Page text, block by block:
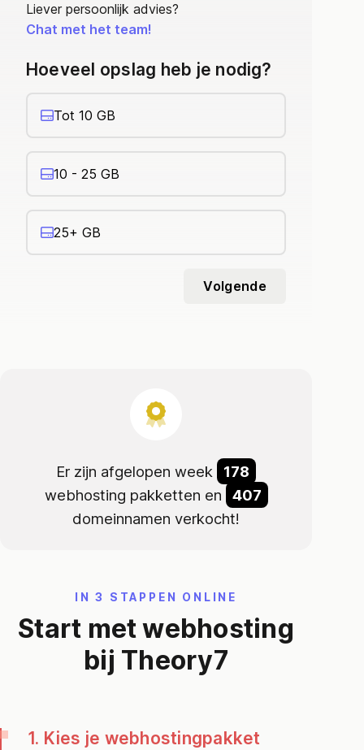
Liever persoonlijk advies?
Chat met het team!
Hoeveel opslag heb je nodig?
Tot 10 GB
10 - 25 GB
25+ GB
Volgende
Er zijn afgelopen week
178
webhosting pakketten en
407
domeinnamen verkocht!
IN 3 STAPPEN ONLINE
Start met webhosting
bij Theory7
1. Kies je webhostingpakket